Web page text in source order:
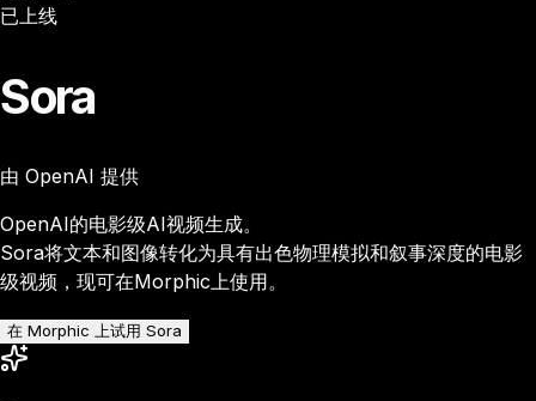
已上线
Sora
由 OpenAI 提供
OpenAI的电影级AI视频生成。
Sora将文本和图像转化为具有出色物理模拟和叙事深度的电影
级视频，现可在Morphic上使用。
在 Morphic 上试用 Sora